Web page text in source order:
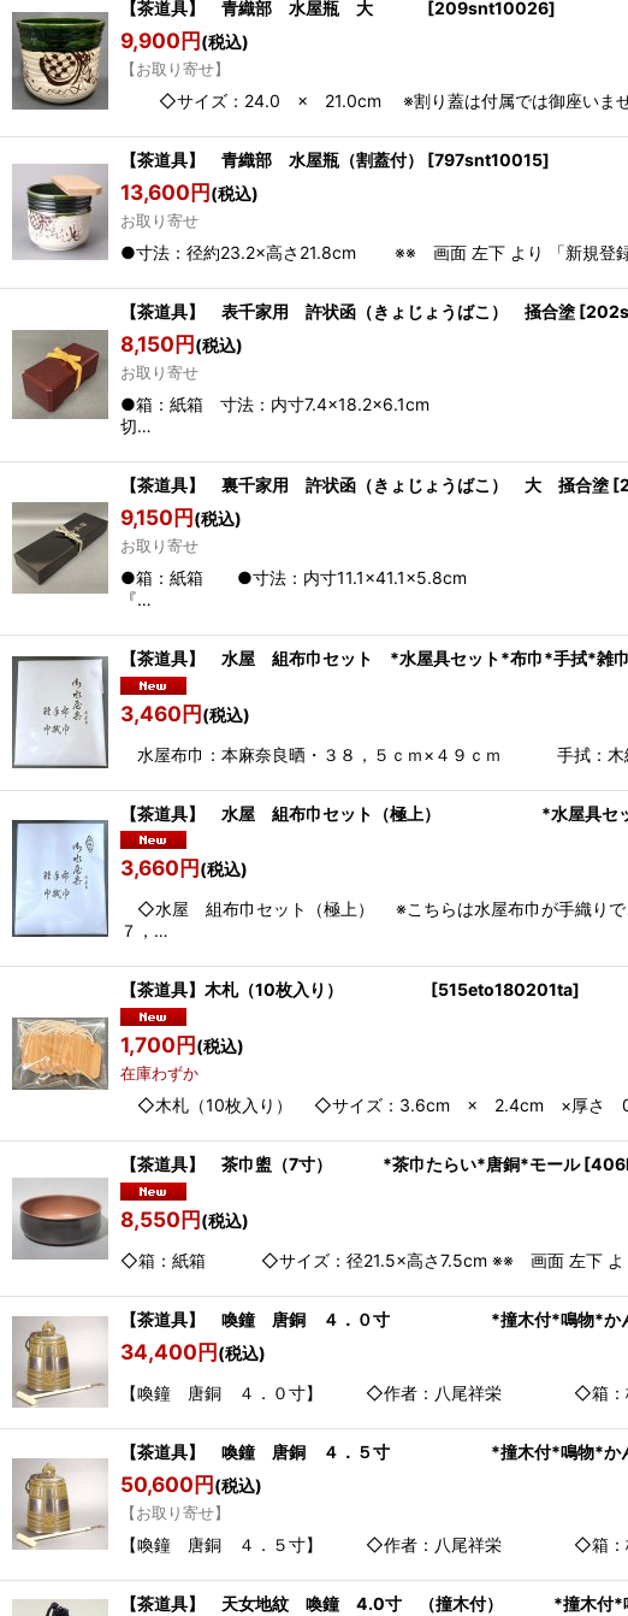
【茶道具】 青織部 水屋瓶 大 [209snt10026]
9,900円(税込)
【お取り寄せ】
◇サイズ：24.0 × 21.0cm ※割り蓋は付属では御座いません
【茶道具】 青織部 水屋瓶（割蓋付） [797snt10015]
13,600円(税込)
お取り寄せ
●寸法：径約23.2×高さ21.8cm ※※ 画面 左下 より 「新規登録
【茶道具】 表千家用 許状函（きょじょうばこ） 掻合塗 [
8,150円(税込)
お取り寄せ
●箱：紙箱 寸法：内寸7.4×18.2×6.1cm ※※
切…
【茶道具】 裏千家用 許状函（きょじょうばこ） 大 掻合塗 [
9,150円(税込)
お取り寄せ
●箱：紙箱 ●寸法：内寸
『…
【茶道具】 水屋 組布巾セット *水屋具セット*布巾*手拭*雑
3,460円(税込)
水屋布巾：本麻奈良晒・３８，５ｃｍ×４９ｃｍ 手拭：
【茶道具】 水屋 組布巾セット（極上） *水屋具セッ
3,660円(税込)
◇水屋 組布巾セット（極上） ※こちらは水屋布巾が手織り
７，…
【茶道具】木札（10枚入り） [515eto180201ta]
1,700円(税込)
在庫わずか
◇木札（10枚入り） ◇サイズ：3.6cm × 2.4cm ×厚さ
【茶道具】 茶巾盥（7寸） *茶巾たらい*唐銅*モール [
8,550円(税込)
◇箱：紙箱 ◇サイズ：径21.5×高さ7.5cm ※※ 画面 左下 より
【茶道具】 喚鐘 唐銅 ４．０寸 *撞木付*鳴物*かん
34,400円(税込)
【喚鐘 唐銅 ４．０寸】 ◇作者
【茶道具】 喚鐘 唐銅 ４．５寸 *撞木付*鳴物*かん
50,600円(税込)
【お取り寄せ】
【喚鐘 唐銅 ４．５寸】 ◇作者
【茶道具】 天女地紋 喚鐘 4.0寸 （撞木付） *撞木付*鳴